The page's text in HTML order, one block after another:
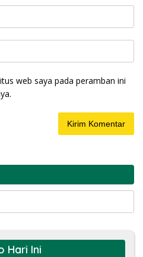
web saya pada peramban ini
Hari Ini